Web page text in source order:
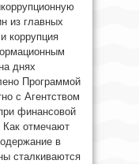
из главных
коррупция
днях
Программой
с Агентством
финансовой
Как отмечают
в
сталкиваются